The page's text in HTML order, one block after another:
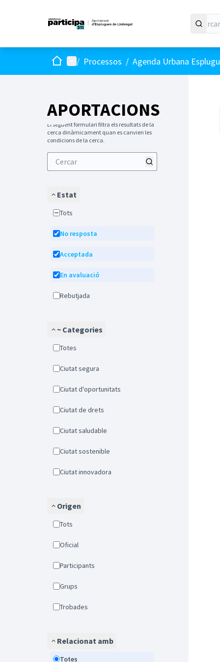
Inici Menú principal
/ Processos / Agenda Urbana
APORTACIONS
El següent formulari filtra els resultats de la
cerca dinàmicament quan es canvien les
condicions de la cerca.
Estat
Tots
No resposta
Acceptada
En avaluació
Rebutjada
~ Categories
Totes
Ciutat segura
Ciutat d'oportunitats
Ciutat de drets
Ciutat saludable
Ciutat sostenible
Ciutat innovadora
Origen
Tots
Oficial
Participants
Grups
Trobades
Relacionat amb
Totes